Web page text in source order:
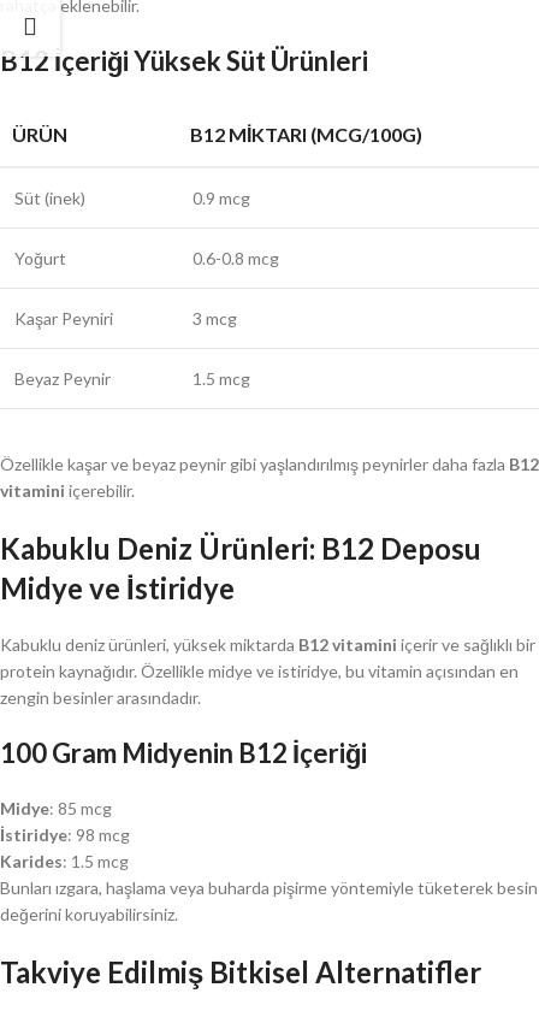
rahatça eklenebilir.
B12 İçeriği Yüksek Süt Ürünleri
ÜRÜN B12 MIKTARI (MCG/100G)
Süt (inek) 0.9 mcg
Yoğurt 0.6-0.8 mcg
Kaşar Peyniri 3 mcg
Beyaz Peynir 1.5 mcg
Özellikle kaşar ve beyaz peynir gibi yaşlandırılmış peynirler daha fazla B12
vitamini içerebilir.
Kabuklu Deniz Ürünleri: B12 Deposu
Midye ve İstiridye
Kabuklu deniz ürünleri, yüksek miktarda B12 vitamini içerir ve sağlıklı bir
protein kaynağıdır. Özellikle midye ve istiridye, bu vitamin açısından en
zengin besinler arasındadır.
100 Gram Midyenin B12 İçeriği
Midye: 85 mcg
İstiridye: 98 mcg
Karides: 1.5 mcg
Bunları ızgara, haşlama veya buharda pişirme yöntemiyle tüketerek besin
değerini koruyabilirsiniz.
Takviye Edilmiş Bitkisel Alternatifler